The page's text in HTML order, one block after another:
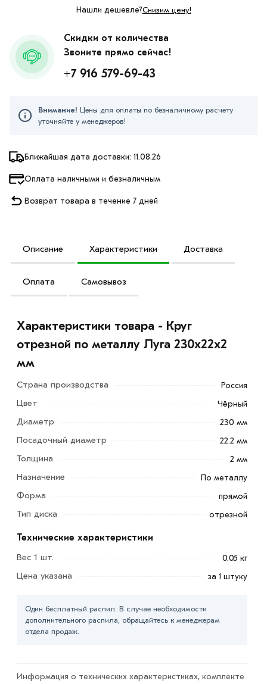
Ближайшая дата доставки: 11.08.26
Оплата наличными и безналичным
Возврат товара в течение 7 дней
Нашли дешевле?Снизим цену!
Скидки от количества
Звоните прямо сейчас!
+7 916 579-69-43
Внимание! Цены для оплаты по безналичному расчету
уточняйте у менеджеров!
Описание Характеристики Доставка
Оплата Самовывоз
Круг отрезной по металлу Луга 230х22х2 мм обычно
22,2 мм. При производстве главным материалом
служит , а рабочая часть из твердого сплава.
качество реза. За счет компенсационных швов не
позволяет деформироваться кругу.
Характеристики товара - Круг
отрезной по металлу Луга 230х22х2
мм
Страна производства Россия
Цвет Чёрный
Диаметр 230 мм
Посадочный диаметр 22.2 мм
Толщина 2 мм
Назначение По металлу
Форма прямой
Тип диска отрезной
Технические характеристики
Вес 1 шт.
0.05 кг
Цена указана за 1 штуку
Один бесплатный распил. В случае необходимости
дополнительного распила, обращайтесь к менеджерам
отдела продаж.
Информация о технических характеристиках, комплекте